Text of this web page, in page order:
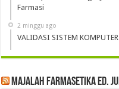
Farmasi
2 minggu ago
VALIDASI SISTEM
Majalah Farmasetika Ed.